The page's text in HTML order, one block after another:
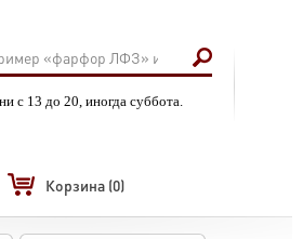
с 13 до 20, иногда суббота.
Корзина (0)